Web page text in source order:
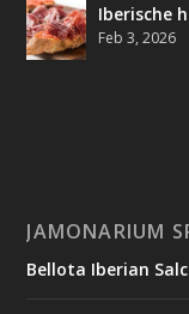
Iberische
Feb 3, 2026
JAMONARIUM
Bellota Iberian